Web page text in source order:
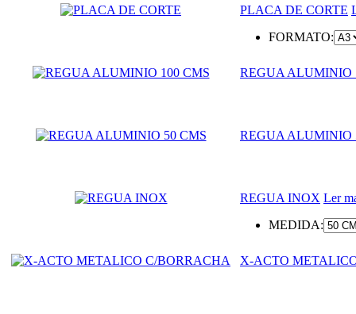
PLACA DE CORTE
FORMATO:
REGUA ALUMINIO
REGUA ALUMINIO
REGUA INOX Ler
MEDIDA:
X-ACTO